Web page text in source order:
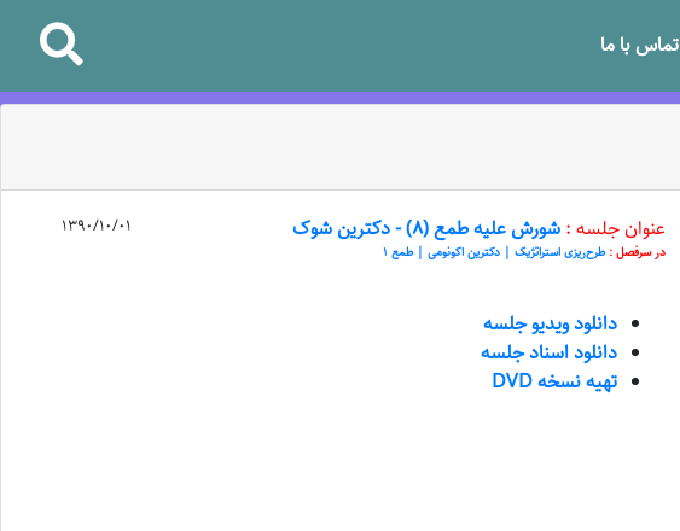
تماس با ما
1390/10/01 عنوان جلسه : شورش علیه طمع (8) - دکترین شوک
در سرفصل :طرح‌ریزی استراتژیک | دکترین اکونومی | طمع 1
دانلود ویدیو جلسه
دانلود اسناد جلسه
تهیه نسخه DVD